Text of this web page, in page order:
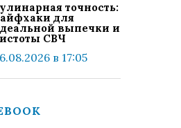
точность:
для
выпечки и
СВЧ
в 17:05